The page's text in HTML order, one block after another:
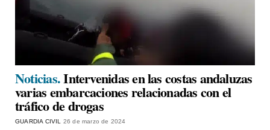
Noticias.Intervenidas en las costas andaluzas
varias embarcaciones relacionadas con el
tráfico de drogas
GUARDIA CIVIL 26 de marzo de 2024